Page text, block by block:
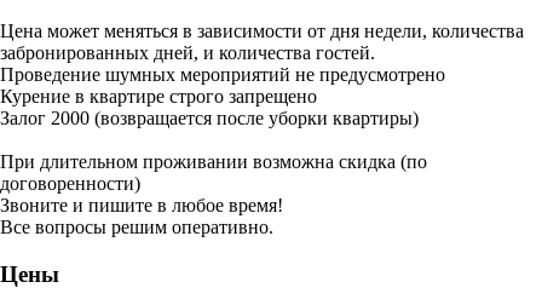
Цена может меняться в зависимости от дня недели, количества
забронированных дней, и количества гостей.
Проведение шумных мероприятий не предусмотрено
Курение в квартире строго запрещено
Залог 2000 (возвращается после уборки квартиры)
При длительном проживании возможна скидка (по
договоренности)
Звоните и пишите в любое время!
Все вопросы решим оперативно.
Цены